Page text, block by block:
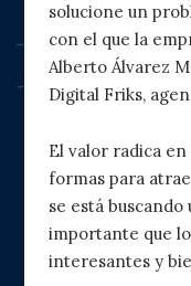
solucione un
con el que la
Alberto Álvarez
Digital Friks,
El valor radica
formas para
se está buscando
importante que
interesantes y